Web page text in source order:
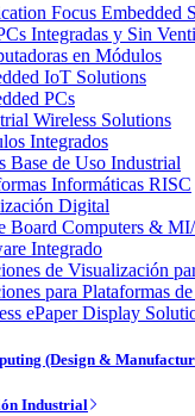
Focus Embedded
Integradas y Sin
en Módulos
IoT Solutions
PCs
Wireless Solutions
Integrados
Base de Uso Industrial
Informáticas RISC
Digital
Board Computers &
Integrado
de Visualización
para Plataformas
ePaper Display
(Design &
Industrial